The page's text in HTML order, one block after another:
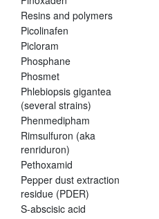
Resins and polymers
Picolinafen
Picloram
Phosphane
Phosmet
Phlebiopsis gigantea
(several strains)
Phenmedipham
Rimsulfuron (aka
renriduron)
Pethoxamid
Pepper dust extraction
residue (PDER)
S-abscisic acid